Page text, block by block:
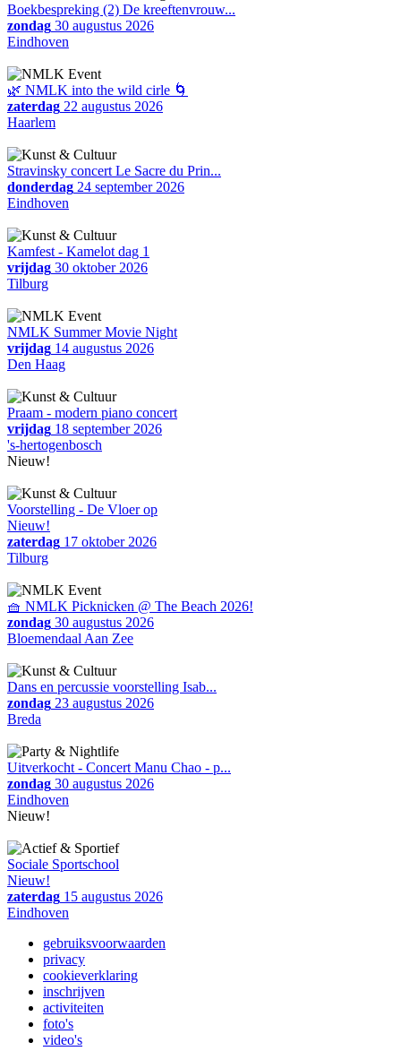
Boekbespreking (2) De kreeftenvrouw...
zondag 30 augustus 2026
Eindhoven
🌿 NMLK into the wild cirle 🌀
zaterdag 22 augustus 2026
Haarlem
Stravinsky concert Le Sacre du Prin...
donderdag 24 september 2026
Eindhoven
Kamfest - Kamelot dag 1
vrijdag 30 oktober 2026
Tilburg
NMLK Summer Movie Night
vrijdag 14 augustus 2026
Den Haag
Praam - modern piano concert
vrijdag 18 september 2026
's-hertogenbosch
Nieuw!
Voorstelling - De Vloer op
Nieuw!
zaterdag 17 oktober 2026
Tilburg
🧺 NMLK Picknicken @ The Beach 2026!
zondag 30 augustus 2026
Bloemendaal Aan Zee
Dans en percussie voorstelling Isab...
zondag 23 augustus 2026
Breda
Uitverkocht - Concert Manu Chao - p...
zondag 30 augustus 2026
Eindhoven
Nieuw!
Sociale Sportschool
Nieuw!
zaterdag 15 augustus 2026
Eindhoven
gebruiksvoorwaarden
privacy
cookieverklaring
inschrijven
activiteiten
foto's
video's